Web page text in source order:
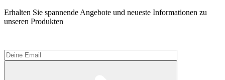
Erhalten Sie spannende Angebote und neueste Informationen zu
unseren Produkten